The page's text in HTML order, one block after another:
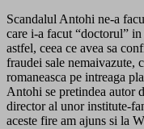
Scandalul Antohi ne-a
care i-a facut “doctorul”
astfel, ceea ce avea sa
fraudei sale nemaivazute,
romaneasca pe intreaga
Antohi se pretindea autor
director al unor institute-
aceste fire am ajuns si la